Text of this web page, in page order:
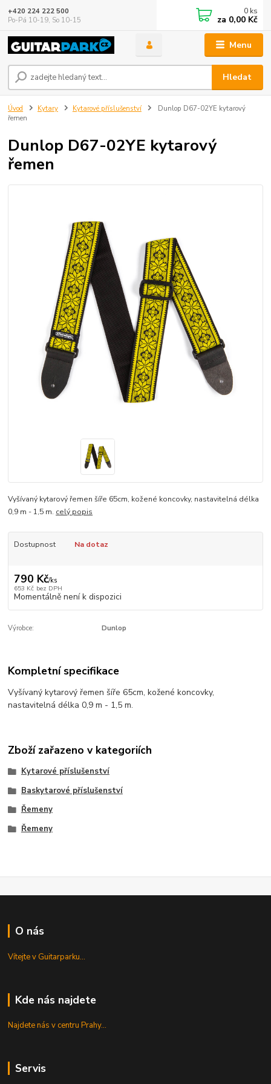
Menu
Hledat
+420 224 222 500
Po-Pá 10-19, So 10-15
0 ks
za 0,00 Kč
Úvod Kytary Kytarové příslušenství
Dunlop D67-02YE kytarový
řemen
Dunlop D67-02YE kytarový
řemen
Vyšívaný kytarový řemen šíře 65cm, kožené koncovky, nastavitelná délka
0,9 m - 1,5 m. celý popis
Dostupnost Na dotaz
790 Kč/ks
653 Kč bez DPH
Momentálně není k dispozici
Výrobce: Dunlop
Kompletní specifikace
Vyšívaný kytarový řemen šíře 65cm, kožené koncovky,
nastavitelná délka 0,9 m - 1,5 m.
Zboží zařazeno v kategoriích
Kytarové příslušenství
Baskytarové příslušenství
Řemeny
Řemeny
O nás
Vítejte v Guitarparku...
Kde nás najdete
Najdete nás v centru Prahy...
Servis